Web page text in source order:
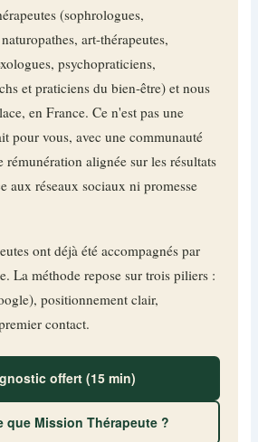
(sophrologues,
art-thérapeutes,
psychopraticiens,
et praticiens du bien-être) et nous
en France. Ce n'est pas une
pour vous, avec une communauté
rémunération alignée sur les résultats
aux réseaux sociaux ni promesse
ont déjà été accompagnés par
La méthode repose sur trois piliers :
positionnement clair,
contact.
offert (15 min)
que Mission Thérapeute ?